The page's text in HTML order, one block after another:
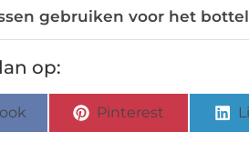
gebruiken voor het
op:
Pinterest